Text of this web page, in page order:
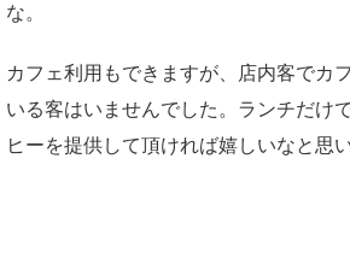
な。
カフェ利用もできますが、店内客でカ
いる客はいませんでした。ランチだけ
ヒーを提供して頂ければ嬉しいなと思い